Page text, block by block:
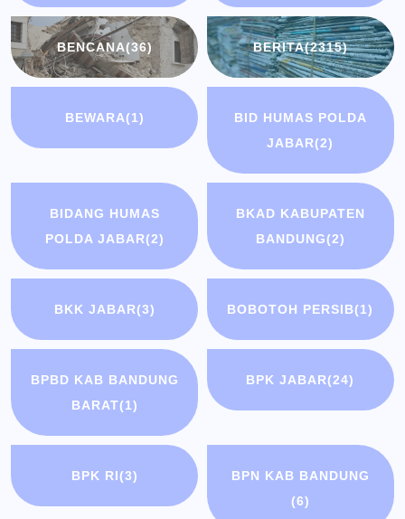
BENCANA(36) BERITA(2315)
BEWARA(1)
BID HUMAS POLDA
JABAR(2)
BIDANG HUMAS
POLDA JABAR(2)
BKAD KABUPATEN
BANDUNG(2)
BKK JABAR(3) BOBOTOH PERSIB(1)
BPBD KAB BANDUNG
BARAT(1)
BPK JABAR(24)
BPK RI(3)
BPN KAB BANDUNG
(6)